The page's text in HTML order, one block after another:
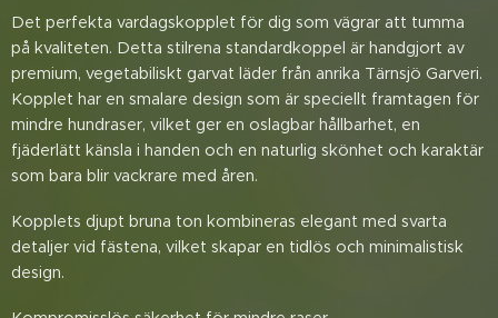
​Det perfekta vardagskopplet för dig som vägrar att tumma
på kvaliteten. Detta stilrena standardkoppel är handgjort av
premium, vegetabiliskt garvat läder från anrika Tärnsjö Garveri.
Kopplet har en smalare design som är speciellt framtagen för
mindre hundraser, vilket ger en oslagbar hållbarhet, en
fjäderlätt känsla i handen och en naturlig skönhet och karaktär
som bara blir vackrare med åren.
​Kopplets djupt bruna ton kombineras elegant med svarta
detaljer vid fästena, vilket skapar en tidlös och minimalistisk
design.